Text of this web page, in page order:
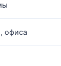
офиса